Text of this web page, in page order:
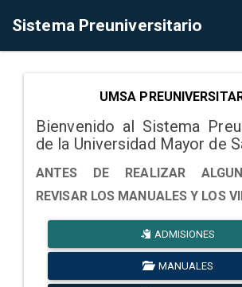
Sistema Preuniversitario
UMSA
Bienvenido al Sistema
de la Universidad Mayor de
ANTES DE REALIZAR
REVISAR LOS MANUALES Y LOS
ADMISIONES
MANUALES